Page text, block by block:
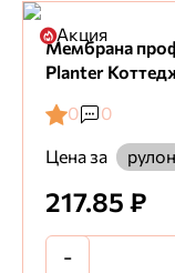
Акция
Мембрана
Planter
0
0
Цена за
рулон
217.85 ₽
-